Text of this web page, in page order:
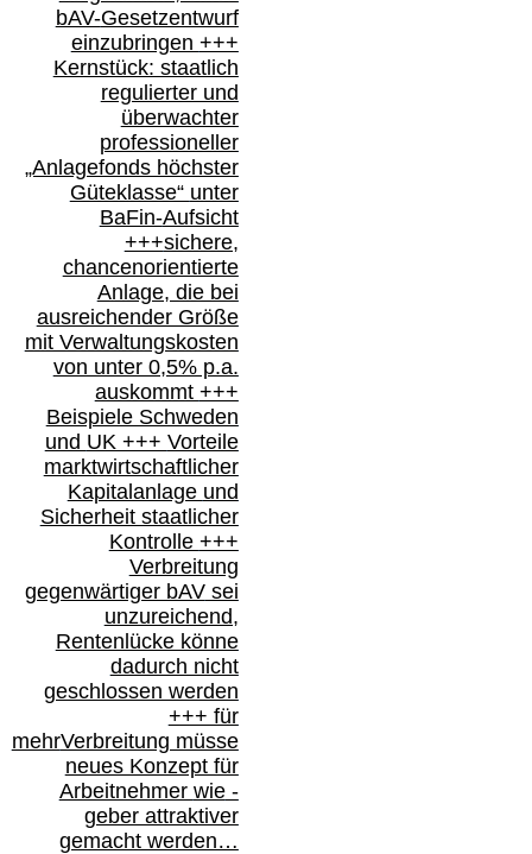
bAV-Gesetzentwurf
einzubringen +++
Kernstück: staatlich
regulierter und
überwachter
professioneller
„Anlagefonds höchster
Güteklasse“ unter
BaFin-Aufsicht
+++sichere,
chancenorientierte
Anlage, die bei
ausreichender Größe
mit Verwaltungskosten
von unter 0,5% p.a.
auskommt +++
Beispiele Schweden
und UK +++ Vorteile
marktwirtschaftlicher
Kapitalanlage und
Sicherheit staatlicher
Kontrolle +++
Verbreitung
gegenwärtiger bAVsei
unzureichend,
Rentenlücke könne
dadurch nicht
geschlossen werden
+++ für
mehrVerbreitung müsse
neues Konzept für
Arbeitnehmer wie-
geber attraktiver
gemacht werden…